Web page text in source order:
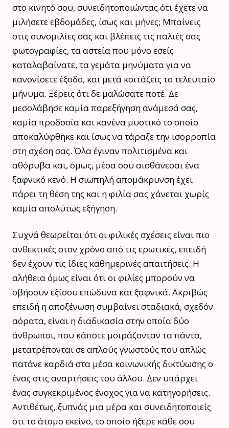
στο κινητό σου, συνειδητοποιώντας ότι έχετε να
μιλήσετε εβδομάδες, ίσως και μήνες; Μπαίνεις
στις συνομιλίες σας και βλέπεις τις παλιές σας
φωτογραφίες, τα αστεία που μόνο εσείς
καταλαβαίνατε, τα γεμάτα μηνύματα για να
κανονίσετε έξοδο, και μετά κοιτάζεις το τελευταίο
μήνυμα. Ξέρεις ότι δε μαλώσατε ποτέ. Δε
μεσολάβησε καμία παρεξήγηση ανάμεσά σας,
καμία προδοσία και κανένα μυστικό το οποίο
αποκαλύφθηκε και ίσως να τάραξε την ισορροπία
στη σχέση σας. Όλα έγιναν πολιτισμένα και
αθόρυβα και, όμως, μέσα σου αισθάνεσαι ένα
ξαφνικό κενό. Η σιωπηλή απομάκρυνση έχει
πάρει τη θέση της και η φιλία σας χάνεται χωρίς
καμία απολύτως εξήγηση.
Συχνά θεωρείται ότι οι φιλικές σχέσεις είναι πιο
ανθεκτικές στον χρόνο από τις ερωτικές, επειδή
δεν έχουν τις ίδιες καθημερινές απαιτήσεις. Η
αλήθεια όμως είναι ότι οι φιλίες μπορούν να
σβήσουν εξίσου επώδυνα και ξαφνικά. Ακριβώς
επειδή η αποξένωση συμβαίνει σταδιακά, σχεδόν
αόρατα, είναι η διαδικασία στην οποία δύο
άνθρωποι, που κάποτε μοιράζονταν τα πάντα,
μετατρέπονται σε απλούς γνωστούς που απλώς
πατάνε καρδιά στα μέσα κοινωνικής δικτύωσης ο
ένας στις αναρτήσεις του άλλου. Δεν υπάρχει
ένας συγκεκριμένος ένοχος για να κατηγορήσεις.
Αντιθέτως, ξυπνάς μια μέρα και συνειδητοποιείς
ότι το άτομο εκείνο, το οποίο ήξερε κάθε σου